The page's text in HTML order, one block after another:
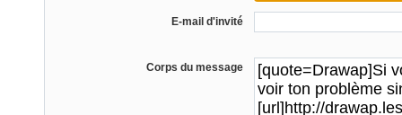
E-mail d'invité
Corps du message